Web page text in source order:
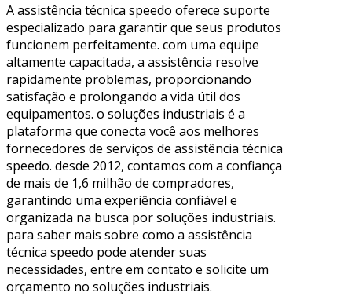
A assistência técnica speedo oferece suporte
especializado para garantir que seus produtos
funcionem perfeitamente. com uma equipe
altamente capacitada, a assistência resolve
rapidamente problemas, proporcionando
satisfação e prolongando a vida útil dos
equipamentos. o soluções industriais é a
plataforma que conecta você aos melhores
fornecedores de serviços de assistência técnica
speedo. desde 2012, contamos com a confiança
de mais de 1,6 milhão de compradores,
garantindo uma experiência confiável e
organizada na busca por soluções industriais.
para saber mais sobre como a assistência
técnica speedo pode atender suas
necessidades, entre em contato e solicite um
orçamento no soluções industriais.